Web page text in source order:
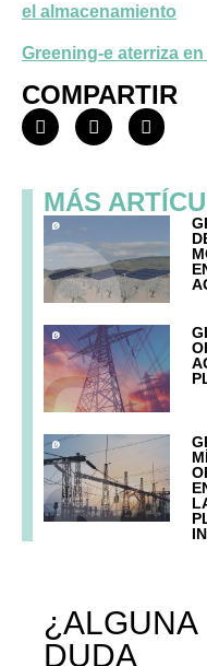
el almacenamiento
Greening-e aterriza en
COMPARTIR
MÁS
¿ALGUNA
DUDA